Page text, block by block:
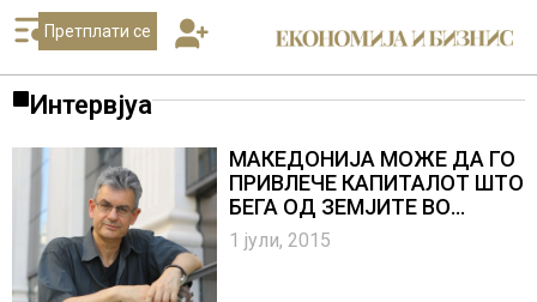
Претплати се
Интервјуа
МАКЕДОНИЈА МОЖЕ ДА ГО
ПРИВЛЕЧЕ КАПИТАЛОТ ШТО
БЕГА ОД ЗЕМЈИТЕ ВО
РЕГИОНОТ
1 јули, 2015